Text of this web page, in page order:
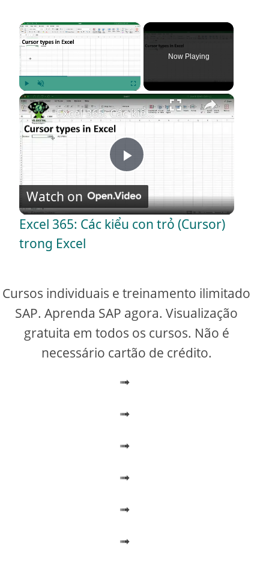
×
Play Unmute Fullscreen
Now Playing
×
P
l
V
i
d
e
Excel 365: Các kiểu con trỏ (Cursor) trong Excel
Watch on
Excel 365: Các kiểu con trỏ (Cursor)
trong Excel
Cursos individuais e treinamento ilimitado
SAP. Aprenda SAP agora. Visualização
gratuita em todos os cursos. Não é
necessário cartão de crédito.
➟
➟
➟
➟
➟
➟